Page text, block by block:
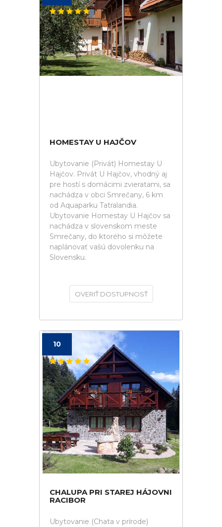
HOMESTAY U HAJČOV
Ubytovanie (Privát) Homestay U
Hajčov. Privát U Hajčov, vhodný aj
pre hostí s domácimi zvieratami, sa
nachádza v obci Smrečany, 6 km
od Aquaparku Tatralandia.
Ubytovanie Homestay U Hajčov sa
nachádza v slovenskom meste
Smrečany, do ktorého si môžete
naplánovať vašú dovolenku na
Slovensku.
OVERIŤ DOSTUPNOSŤ
10
CHALUPA PRI STAREJ HÁJOVNI
RACIBOR
Ubytovanie (Chata v prírode)